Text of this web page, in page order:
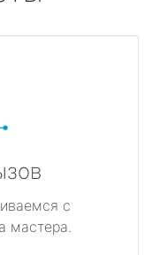
с
мастера.